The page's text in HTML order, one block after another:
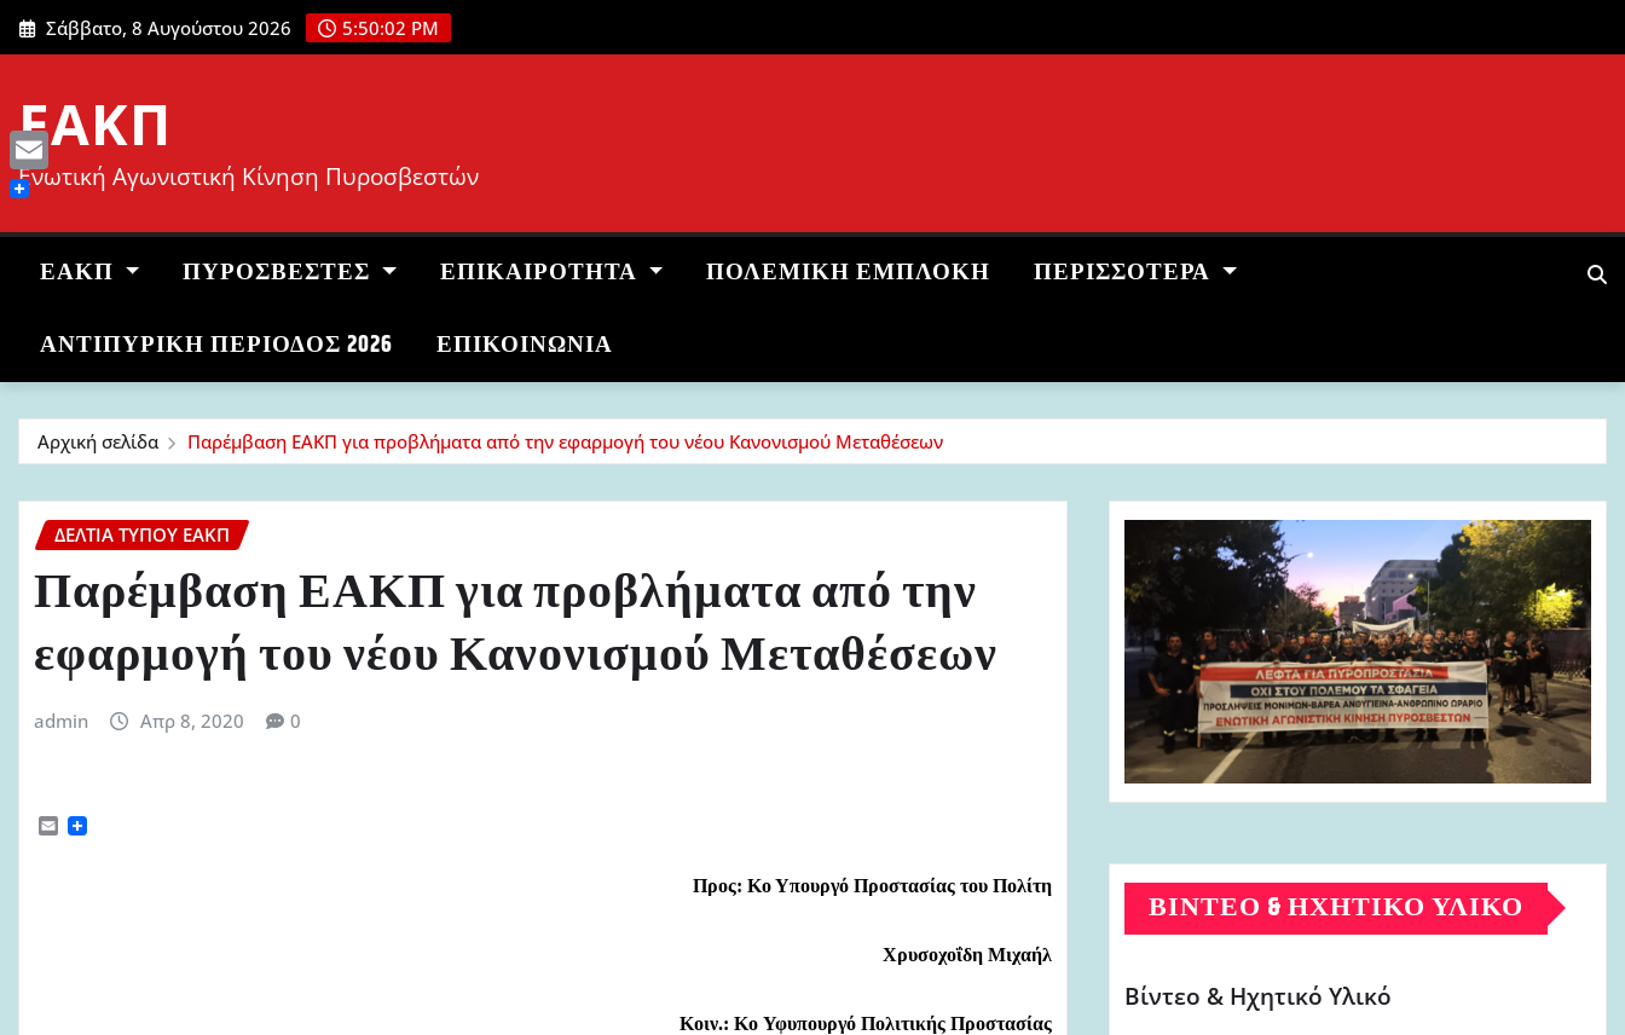
Μετάβαση
στο
Σάββατο, 8 Αυγούστου 2026 5:50:03 PM
ΕΑΚΠ
Ενωτική Αγωνιστική Κίνηση Πυροσβεστών
ΕΑΚΠ ΠΥΡΟΣΒΈΣΤΕΣ ΕΠΙΚΑΙΡΌΤΗΤΑ ΠΟΛΕΜΙΚΉ ΕΜΠΛΟΚΉ ΠΕΡΙΣΣΌΤΕΡΑ
ΑΝΤΙΠΥΡΙΚΉ ΠΕΡΊΟΔΟΣ 2026 ΕΠΙΚΟΙΝΩΝΙΑ
Αρχική σελίδα Παρέμβαση ΕΑΚΠ για προβλήματα από την εφαρμογή του νέου Κανονισμού Μεταθέσεων
ΔΕΛΤΊΑ ΤΎΠΟΥ ΕΑΚΠ
Παρέμβαση ΕΑΚΠ για προβλήματα από την
εφαρμογή του νέου Κανονισμού Μεταθέσεων
admin Απρ 8, 2020 0
E
Προς: ΚοΥπουργό Προστασίας του Πολίτη
Χρυσοχοΐδη Μιχαήλ
Κοιν.: Ko Υφυπουργό Πολιτικής Προστασίας
ΒΊΝΤΕΟ & ΗΧΗΤΙΚΌ ΥΛΙΚΌ
Βίντεο & Ηχητικό Υλικό
Email